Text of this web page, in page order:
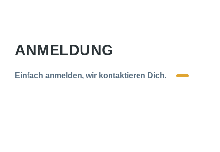
ANMELDUNG
Einfach anmelden, wir kontaktieren Dich.